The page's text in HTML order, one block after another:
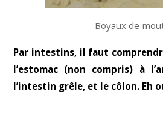
Boyaux de
Par intestins, il faut
l’estomac (non compris) à
l’intestin grêle, et le côlon. Eh